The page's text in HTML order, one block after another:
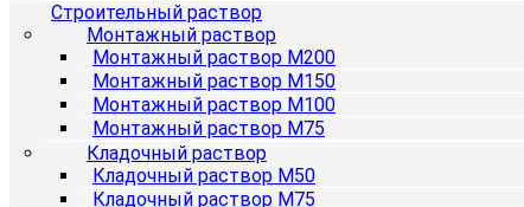
Строительный раствор
Монтажный раствор
Монтажный раствор М200
Монтажный раствор М150
Монтажный раствор М100
Монтажный раствор М75
Кладочный раствор
Кладочный раствор М50
Кладочный раствор М75